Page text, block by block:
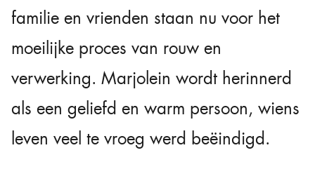
familie en vrienden staan nu voor het
moeilijke proces van rouw en
verwerking. Marjolein wordt herinnerd
als een geliefd en warm persoon, wiens
leven veel te vroeg werd beëindigd.